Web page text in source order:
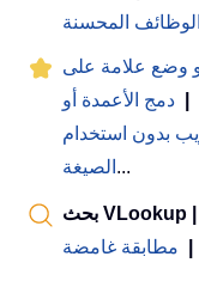
الوظائف المحسنة
أو وضع علامة على
دمج الأعمدة أو
بدون استخدام
الصيغة ...
مطابقة غامضة